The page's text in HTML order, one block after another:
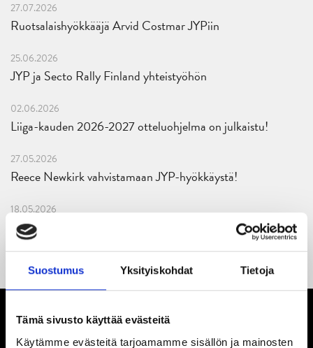
Suostumus Yksityiskohdat Tietoja
Tämä sivusto käyttää evästeitä
Käytämme evästeitä tarjoamamme sisällön ja mainosten
27.07.2026
Ruotsalaishyökkääjä Arvid Costmar JYPiin
25.06.2026
JYP ja Secto Rally Finland yhteistyöhön
02.06.2026
Liiga-kauden 2026-2027 otteluohjelma on julkaistu!
27.05.2026
Reece Newkirk vahvistamaan JYP-hyökkäystä!
18.05.2026
Jaatinen ja Liljamo jatkosopimuksiin – JYPin ja KeuPa HT:n
yhteistyö jatkuu